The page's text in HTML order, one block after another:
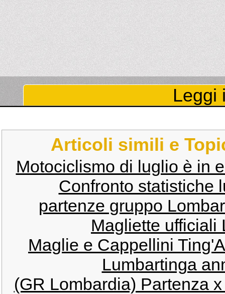
Leggi
Articoli simili e
Motociclismo di luglio è in
Confronto statistiche
partenze gruppo
Magliette ufficiali
Maglie e Cappellini
Lumbartinga
(GR Lombardia) Partenza